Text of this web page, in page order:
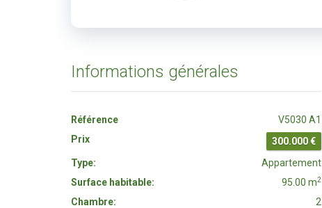
Informations générales
Référence
V5030 A1
Prix
300.000 €
Type:
Appartement
Surface habitable:
95.00 m2
Chambre: 2